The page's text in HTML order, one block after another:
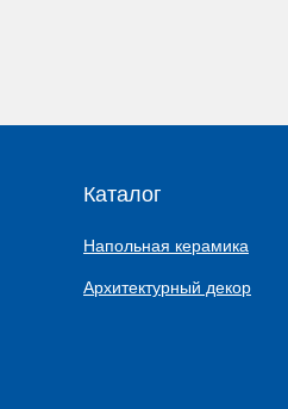
Каталог
Напольная керамика
Архитектурный декор